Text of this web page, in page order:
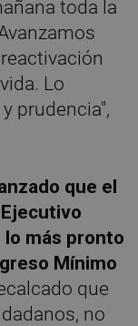
toda la
Lo
prudencia",
que el
lo más pronto
Mínimo
que
no